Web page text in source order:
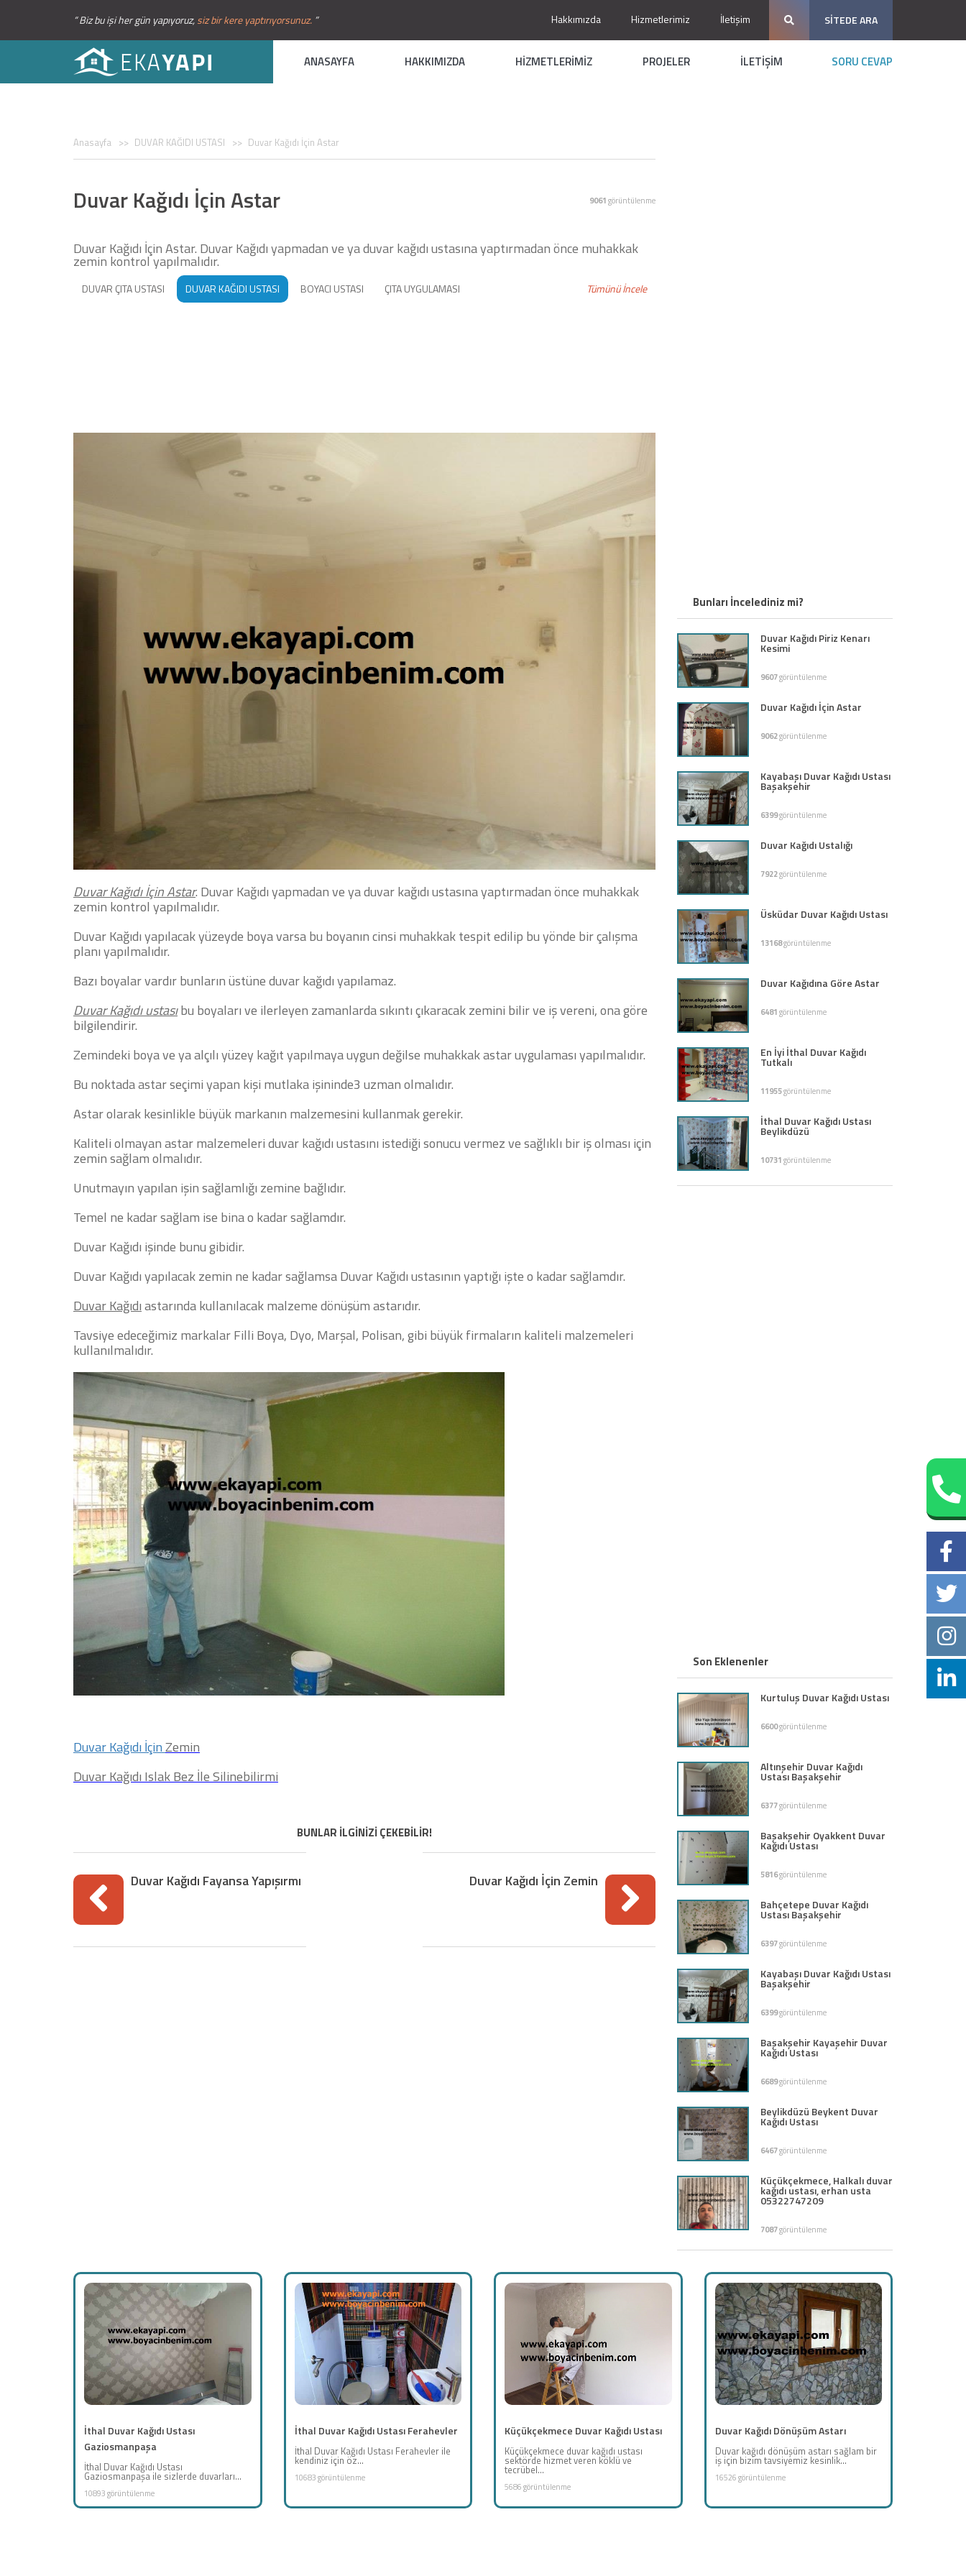
“ Biz bu işi her gün yapıyoruz,siz bir kere yaptırıyorsunuz. ” SİTEDE ARA
Hakkımızda Hizmetlerimiz İletişim
ANASAYFA HAKKIMIZDA HİZMETLERİMİZ PROJELER İLETİŞİM SORU CEVAP
Anasayfa DUVAR KAĞIDI USTASI Duvar Kağıdı İçin Astar
Duvar Kağıdı İçin Astar 9061görüntülenme
Duvar Kağıdı İçin Astar. Duvar Kağıdı yapmadan ve ya duvar kağıdı ustasına yaptırmadan önce muhakkak
zemin kontrol yapılmalıdır.
DUVAR ÇITA USTASI DUVAR KAĞIDI USTASI BOYACI USTASI ÇITA UYGULAMASI Tümünü İncele
Duvar Kağıdı İçin Astar. Duvar Kağıdı yapmadan ve ya duvar kağıdı ustasına yaptırmadan önce muhakkak
zemin kontrol yapılmalıdır.
Duvar Kağıdı yapılacak yüzeyde boya varsa bu boyanın cinsi muhakkak tespit edilip bu yönde bir çalışma
planı yapılmalıdır.
Bazı boyalar vardır bunların üstüne duvar kağıdı yapılamaz.
Duvar Kağıdı ustasıbu boyaları ve ilerleyen zamanlarda sıkıntı çıkaracak zemini bilir ve iş vereni, ona göre
bilgilendirir.
Zemindeki boya ve ya alçılı yüzey kağıt yapılmaya uygun değilse muhakkak astar uygulaması yapılmalıdır.
Bu noktada astar seçimi yapan kişi mutlaka işininde3 uzman olmalıdır.
Astar olarak kesinlikle büyük markanın malzemesini kullanmak gerekir.
Kaliteli olmayan astar malzemeleri duvar kağıdı ustasını istediği sonucu vermez ve sağlıklı bir iş olması için
zemin sağlam olmalıdır.
Unutmayın yapılan işin sağlamlığı zemine bağlıdır.
Temel ne kadar sağlam ise bina o kadar sağlamdır.
Duvar Kağıdı işinde bunu gibidir.
Duvar Kağıdı yapılacak zemin ne kadar sağlamsa Duvar Kağıdı ustasının yaptığı işte o kadar sağlamdır.
Duvar Kağıdıastarında kullanılacak malzeme dönüşüm astarıdır.
Tavsiye edeceğimiz markalar Filli Boya, Dyo, Marşal, Polisan, gibi büyük firmaların kaliteli malzemeleri
kullanılmalıdır.
Duvar Kağıdı İçinZemin
Duvar Kağıdı Islak Bez İle Silinebilirmi
BUNLAR İLGİNİZİ ÇEKEBİLİR!
Duvar Kağıdı Fayansa Yapışırmı Duvar Kağıdı İçin Zemin
Bunları İncelediniz mi?
Duvar Kağıdı Piriz Kenarı
Kesimi
9607görüntülenme
Duvar Kağıdı İçin Astar
9062görüntülenme
Kayabaşı Duvar Kağıdı Ustası
Başakşehir
6399görüntülenme
Duvar Kağıdı Ustalığı
7922görüntülenme
Üsküdar Duvar Kağıdı Ustası
13168görüntülenme
Duvar Kağıdına Göre Astar
6481görüntülenme
En İyi İthal Duvar Kağıdı
Tutkalı
11955görüntülenme
İthal Duvar Kağıdı Ustası
Beylikdüzü
10731görüntülenme
Son Eklenenler
Kurtuluş Duvar Kağıdı Ustası
6600görüntülenme
Altınşehir Duvar Kağıdı
Ustası Başakşehir
6377görüntülenme
Başakşehir Oyakkent Duvar
Kağıdı Ustası
5816görüntülenme
Bahçetepe Duvar Kağıdı
Ustası Başakşehir
6397görüntülenme
Kayabaşı Duvar Kağıdı Ustası
Başakşehir
6399görüntülenme
Başakşehir Kayaşehir Duvar
Kağıdı Ustası
6689görüntülenme
Beylikdüzü Beykent Duvar
Kağıdı Ustası
6467görüntülenme
Küçükçekmece, Halkalı duvar
kağıdı ustası, erhan usta
05322747209
7087görüntülenme
İthal Duvar Kağıdı Ustası
Gaziosmanpaşa
İthal Duvar Kağıdı Ustası
Gaziosmanpaşa ile sizlerde duvarları...
10893 görüntülenme
İthal Duvar Kağıdı Ustası Ferahevler
İthal Duvar Kağıdı Ustası Ferahevler ile
kendiniz için öz...
10683 görüntülenme
Küçükçekmece Duvar Kağıdı Ustası
Küçükçekmece duvar kağıdı ustası
sektörde hizmet veren köklü ve
tecrübel...
5686 görüntülenme
Duvar Kağıdı Dönüşüm Astarı
Duvar kağıdı dönüşüm astarı sağlam bir
iş için bizim tavsiyemiz kesinlik...
16526 görüntülenme